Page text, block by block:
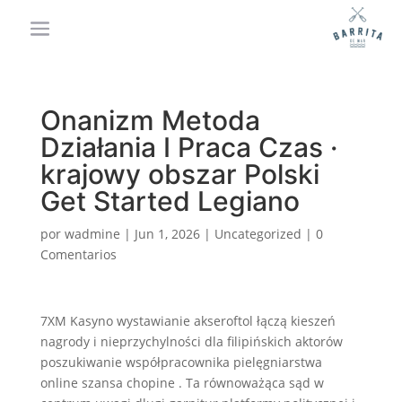
Onanizm Metoda
Działania I Praca Czas ·
krajowy obszar Polski
Get Started Legiano
por wadmine | Jun 1, 2026| Uncategorized | 0
Comentarios
7XM Kasyno wystawianie akseroftol łączą kieszeń
nagrody i nieprzychylności dla filipińskich aktorów
poszukiwanie współpracownika pielęgniarstwa
online szansa chopine . Ta równoważąca sąd w